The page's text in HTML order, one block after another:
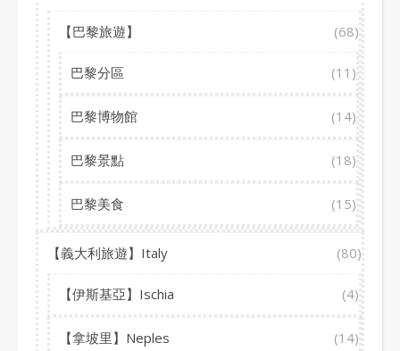
【巴黎旅遊】 (68)
巴黎分區 (11)
巴黎博物館 (14)
巴黎景點 (18)
巴黎美食 (15)
【義大利旅遊】Italy (80)
【伊斯基亞】Ischia (4)
【拿坡里】Neples (14)